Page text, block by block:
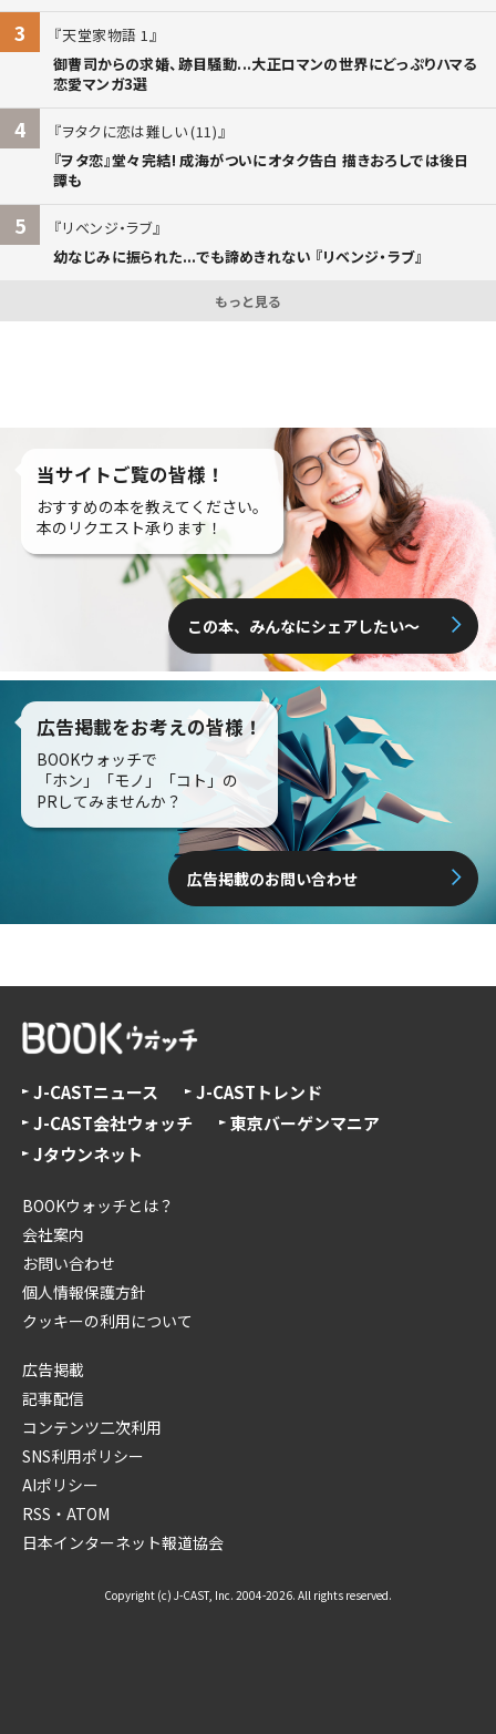
3
天堂家物語 1
御曹司からの求婚、跡目騒動...大正ロマンの世界にどっぷりハマる
恋愛マンガ3選
4
ヲタクに恋は難しい (11)
『ヲタ恋』堂々完結! 成海がついにオタク告白 描きおろしでは後日
譚も
5
リベンジ・ラブ
幼なじみに振られた...でも諦めきれない 『リベンジ・ラブ』
もっと見る
当サイトご覧の皆様！
おすすめの本を教えてください。
本のリクエスト承ります！
この本、みんなにシェアしたい〜
広告掲載をお考えの皆様！
BOOKウォッチで
「ホン」「モノ」「コト」の
PRしてみませんか？
広告掲載のお問い合わせ
J-CASTニュース
J-CASTトレンド
J-CAST会社ウォッチ
東京バーゲンマニア
Jタウンネット
BOOKウォッチとは？
会社案内
お問い合わせ
個人情報保護方針
クッキーの利用について
広告掲載
記事配信
コンテンツ二次利用
SNS利用ポリシー
AIポリシー
RSS・ATOM
日本インターネット報道協会
Copyright (c) J-CAST, Inc. 2004-2026. All rights reserved.